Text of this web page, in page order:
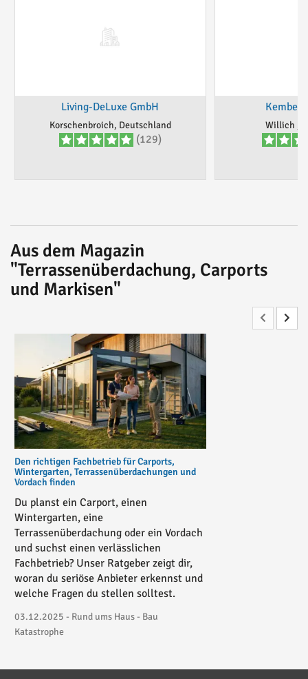
Living-DeLuxe GmbH
Korschenbroich, Deutschland
(129)
Kembel
Willich ,
Aus dem Magazin
"Terrassenüberdachung, Carports
und Markisen"
Den richtigen Fachbetrieb für Carports,
Wintergarten, Terrassenüberdachungen und
Vordach finden
Du planst ein Carport, einen
Wintergarten, eine
Terrassenüberdachung oder ein Vordach
und suchst einen verlässlichen
Fachbetrieb? Unser Ratgeber zeigt dir,
woran du seriöse Anbieter erkennst und
welche Fragen du stellen solltest.
03.12.2025 - Rund ums Haus - Bau
Katastrophe